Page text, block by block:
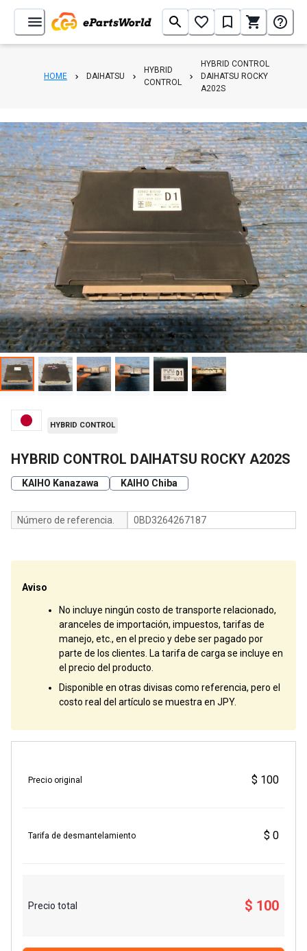
HOME DAIHATSU
HYBRID
CONTROL
HYBRID CONTROL
DAIHATSU ROCKY
A202S
1/6
HYBRID CONTROL
HYBRID CONTROL DAIHATSU ROCKY A202S
KAIHO Kanazawa KAIHO Chiba
Número de referencia. 0BD3264267187
Aviso
No incluye ningún costo de transporte relacionado,
aranceles de importación, impuestos, tarifas de
manejo, etc., en el precio y debe ser pagado por
parte de los clientes. La tarifa de carga se incluye en
el precio del producto.
Disponible en otras divisas como referencia, pero el
costo real del artículo se muestra en JPY.
Precio original $ 100
Tarifa de desmantelamiento $ 0
Precio total $ 100